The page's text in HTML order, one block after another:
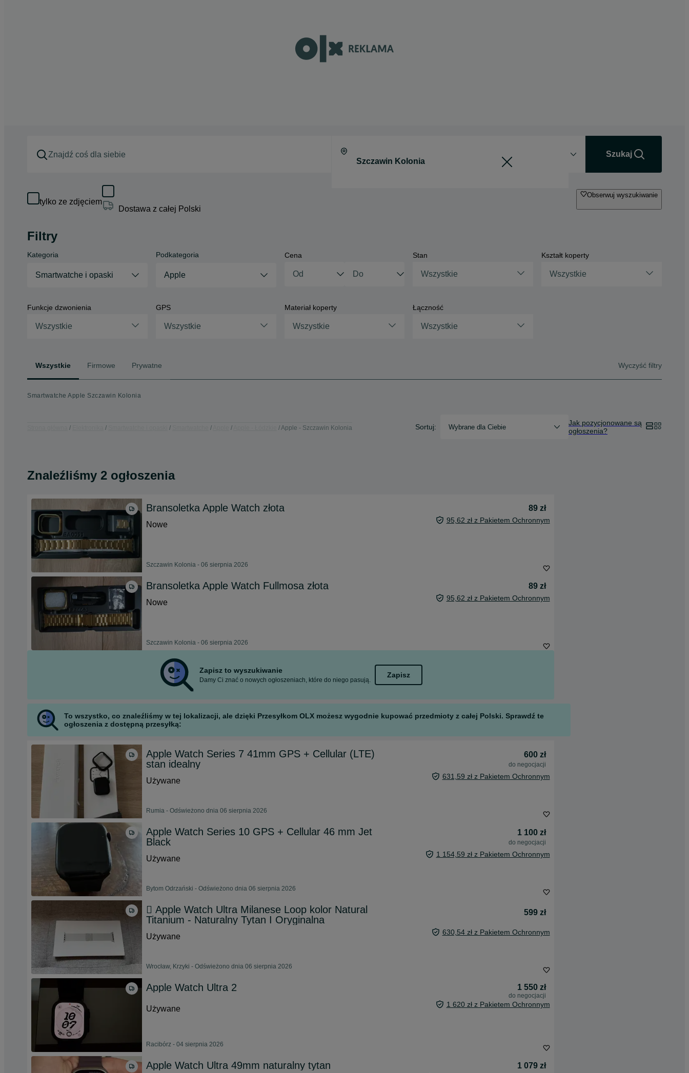
Szukaj
tylko ze zdjęciem
Dostawa z całej Polski
Obserwuj wyszukiwanie
Filtry
Kategoria
Smartwatche i opaski
Podkategoria
Apple
Cena Stan
Wszystkie
Kształt koperty
Wszystkie
Funkcje dzwonienia
Wszystkie
GPS
Wszystkie
Materiał koperty
Wszystkie
Łączność
Wszystkie
Wszystkie Firmowe Prywatne Wyczyść filtry
Smartwatche Apple Szczawin Kolonia
Apple - Szczawin Kolonia Sortuj: Wybrane dla Ciebie
Jak pozycjonowane są
ogłoszenia?
Znaleźliśmy 2 ogłoszenia
Bransoletka Apple Watch złota
89 zł
Nowe
95,62 zł z Pakietem Ochronnym
Szczawin Kolonia - 06 sierpnia 2026
Bransoletka Apple Watch Fullmosa złota
89 zł
Nowe
95,62 zł z Pakietem Ochronnym
Szczawin Kolonia - 06 sierpnia 2026
Zapisz to wyszukiwanie
Damy Ci znać o nowych ogłoszeniach, które do niego pasują.
Zapisz
To wszystko, co znaleźliśmy w tej lokalizacji, ale dzięki Przesyłkom OLX możesz wygodnie kupować przedmioty z całej Polski. Sprawdź te
ogłoszenia z dostępną przesyłką:
Apple Watch Series 7 41mm GPS + Cellular (LTE)
stan idealny
600 zł
do negocjacji
Używane 631,59 zł z Pakietem Ochronnym
Rumia - Odświeżono dnia 06 sierpnia 2026
Apple Watch Series 10 GPS + Cellular 46 mm Jet
Black
1 100 zł
do negocjacji
Używane 1 154,59 zł z Pakietem Ochronnym
Bytom Odrzański - Odświeżono dnia 06 sierpnia 2026
 Apple Watch Ultra Milanese Loop kolor Natural
Titanium - Naturalny Tytan I Oryginalna
599 zł
Używane 630,54 zł z Pakietem Ochronnym
Wrocław, Krzyki - Odświeżono dnia 06 sierpnia 2026
Apple Watch Ultra 2 1 550 zł
do negocjacji
Używane 1 620 zł z Pakietem Ochronnym
Racibórz - 04 sierpnia 2026
Apple Watch Ultra 49mm naturalny tytan
1 079 zł